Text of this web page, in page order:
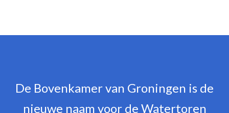
De Bovenkamer van Groningen is de
nieuwe naam voor de Watertoren